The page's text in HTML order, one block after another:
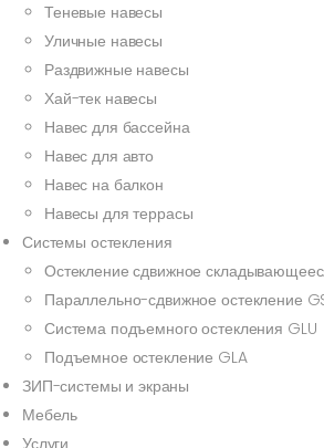
Теневые навесы
Уличные навесы
Раздвижные навесы
Хай-тек навесы
Навес для бассейна
Навес для авто
Навес на балкон
Навесы для террасы
Системы остекления
Остекление сдвижное
Параллельно-сдвижное остекление
Система подъемного остекления GLU
Подъемное остекление GLA
ЗИП-системы и экраны
Мебель